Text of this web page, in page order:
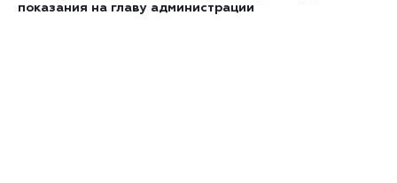
показания на главу администрации